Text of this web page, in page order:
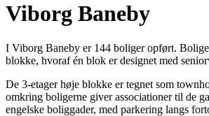
Viborg Baneby
I Viborg Baneby er 144 boliger opført.
blokke, hvoraf én blok er designet med
De 3-etager høje blokke er tegnet som
omkring boligerne giver associationer til de
engelske boliggader, med parkering langs